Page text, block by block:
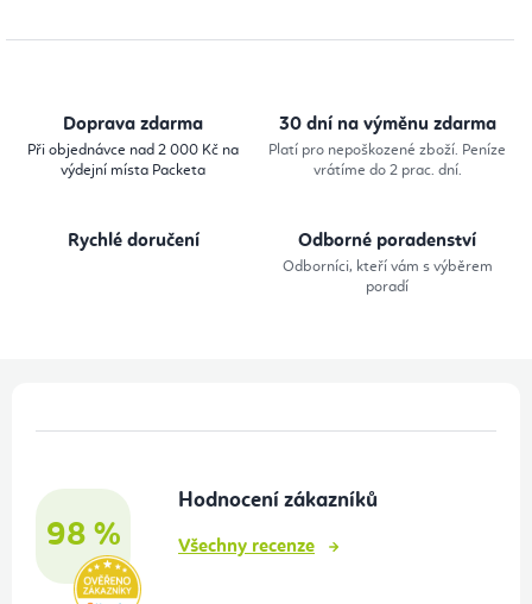
l
d
a
i
s
Doprava zdarma
Při objednávce nad 2 000 Kč na
výdejní místa Packeta
30 dní na výměnu zdarma
Platí pro nepoškozené zboží. Peníze
vrátíme do 2 prac. dní.
Rychlé doručení Odborné poradenství
Odborníci, kteří vám s výběrem
poradí
98 %
Hodnocení zákazníků
Všechny recenze